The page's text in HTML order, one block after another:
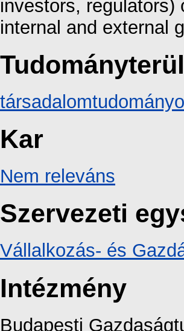
investors,
internal and external
Kar
Nem releváns
Szervezeti
Vállalkozás- és
Intézmény
Budapesti